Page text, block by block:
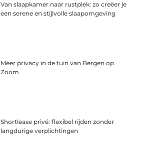
Van slaapkamer naar rustplek: zo creëer je
een serene en stijlvolle slaapomgeving
Meer privacy in de tuin van Bergen op
Zoom
Shortlease privé: flexibel rijden zonder
langdurige verplichtingen